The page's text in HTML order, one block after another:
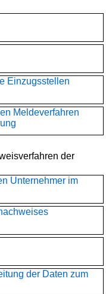
Einzugsstellen
Meldeverfahren
der
Unternehmer im
der Daten zum